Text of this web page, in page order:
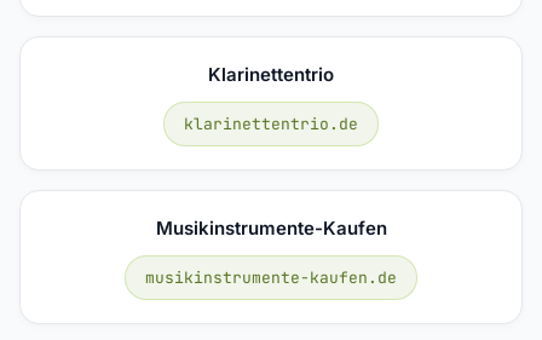
Klarinettentrio
klarinettentrio.de
Musikinstrumente-Kaufen
musikinstrumente-kaufen.de